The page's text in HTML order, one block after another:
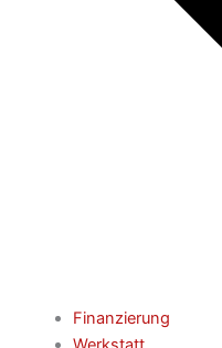
Finanzierung